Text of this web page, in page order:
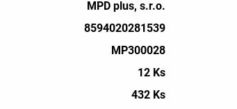
MPD plus, s.r.o.
8594020281539
MP300028
12 Ks
432 Ks